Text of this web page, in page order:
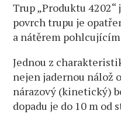
Trup „Produktu
povrch trupu je
a nátěrem
Jednou z
nejen jadernou nálož
nárazový (kinetický)
dopadu je do 10 m od